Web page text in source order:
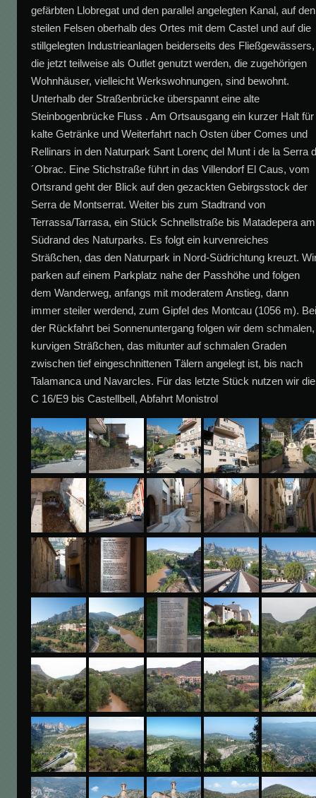
gefärbten Llobregat und den parallel angelegten Kanal, auf den
steilen Felsen oberhalb des Ortes mit dem Castel und auf die
stillgelegten Industrieanlagen beiderseits des Fließgewässers,
die jetzt teilweise als Outlet genutzt werden, die zugehörigen
Wohnhäuser, vielleicht Werkswohnungen, sind bewohnt.
Unterhalb der Straßenbrücke überspannt eine alte
Steinbogenbrücke Fluss . Am Ortsausgang ein kurzer Halt für
kalte Getränke und Weiterfahrt nach Osten über Comes und
Rellinars in den Naturpark Sant Lorenς del Munt i de la Serra
´Obrac. Eine Stichstraße führt in das Villendorf El Caus, vom
Ortsrand geht der Blick auf den gezackten Gebirgsstock der
Serra de Montserrat. Weiter bis zum Stadtrand von
Terrassa/Tarrasa, ein Stück Schnellstraße bis Matadepera am
Südrand des Naturparks. Es folgt ein kurvenreiches
Sträßchen, das den Naturpark in Nord-Südrichtung kreuzt.
parken auf einem Parkplatz nahe der Passhöhe und folgen
dem Wanderweg, anfangs mit moderatem Anstieg, dann
immer steiler werdend, zum Gipfel des Montcau (1056 m).
der Rückfahrt bei Sonnenuntergang folgen wir dem schmalen,
kurvigen Sträßchen, das mitunter auf schmalen Graden
zwischen tief eingeschnittenen Tälern angelegt ist, bis nach
Talamanca und Navarcles. Für das letzte Stück nutzen wir die
C 16/E9 bis Castellbell, Abfahrt Monistrol